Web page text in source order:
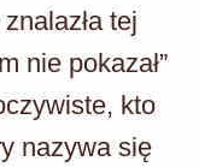
tej
nie pokazał”
kto
nazywa się